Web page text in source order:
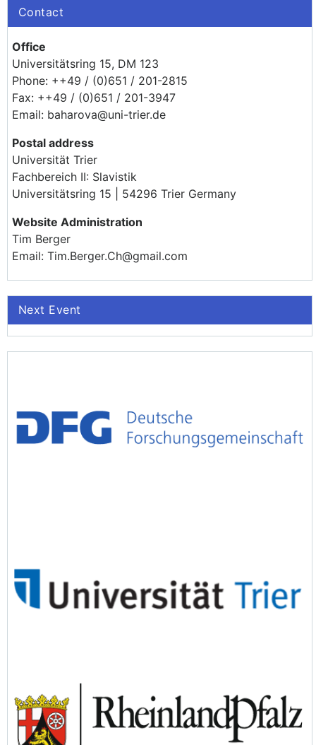
Contact
Office
Universitätsring 15, DM 123
Phone: ++49 / (0)651 / 201-2815
Fax: ++49 / (0)651 / 201-3947
Email: baharova@uni-trier.de
Postal address
Universität Trier
Fachbereich II: Slavistik
Universitätsring 15 | 54296 Trier Germany
Website Administration
Tim Berger
Email: Tim.Berger.Ch@gmail.com
Next Event